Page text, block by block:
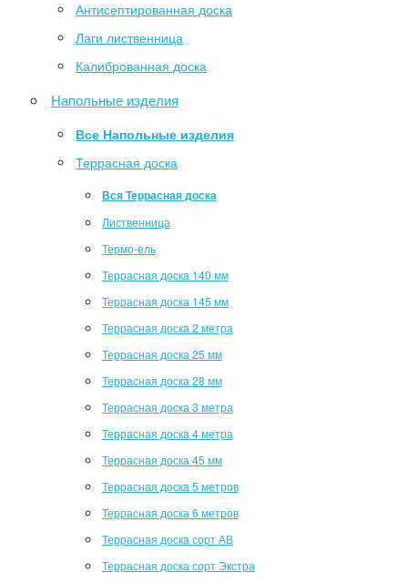
Антисептированная доска
Лаги лиственница
Калиброванная доска
Напольные изделия
Все Напольные изделия
Террасная доска
Вся Террасная доска
Лиственница
Термо-ель
Террасная доска 140 мм
Террасная доска 145 мм
Террасная доска 2 метра
Террасная доска 25 мм
Террасная доска 28 мм
Террасная доска 3 метра
Террасная доска 4 метра
Террасная доска 45 мм
Террасная доска 5 метров
Террасная доска 6 метров
Террасная доска сорт АВ
Террасная доска сорт Экстра